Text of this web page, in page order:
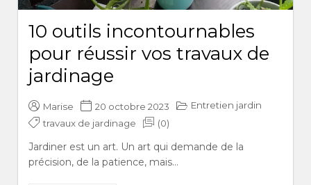
10 outils incontournables
pour réussir vos travaux de
jardinage
Marise 20 octobre 2023
Entretien jardin
travaux de jardinage
(0)
Jardiner est un art. Un art qui demande de la
précision, de la patience, mais...